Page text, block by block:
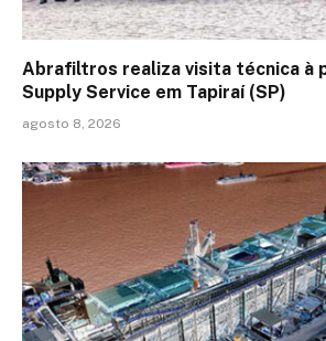
Abrafiltros realiza visita técnica à
Supply Service em Tapiraí (SP)
agosto 8, 2026